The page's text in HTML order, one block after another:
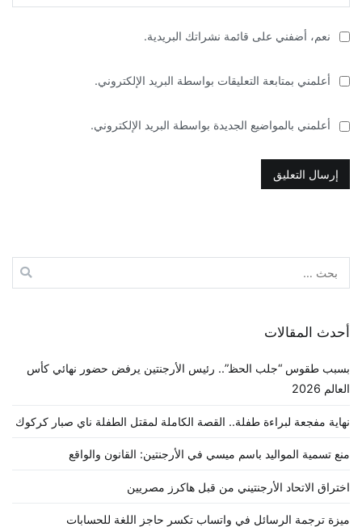
نعم، أضفني على قائمة نشراتك البريدية.
أعلمني بمتابعة التعليقات بواسطة البريد الإلكتروني.
أعلمني بالمواضيع الجديدة بواسطة البريد الإلكتروني.
عن:
أحدث المقالات
بسبب طقوس “جلب الحظ”.. رئيس الأرجنتين يرفض حضور نهائي كأس
العالم 2026
نهاية مفجعة لبراءة طفلة.. القصة الكاملة لمقتل الطفلة ناي صبار كركوك
منع تسمية المواليد باسم ميسي في الأرجنتين: القانون والواقع
اختراق الاتحاد الأرجنتيني من قبل هاكرز مصريين
ميزة ترجمة الرسائل في واتساب تكسر حاجز اللغة للحسابات